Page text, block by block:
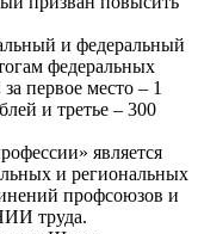
и федеральный
федеральных
первое место – 1
и третье – 300
является
и региональных
профсоюзов и
труда.